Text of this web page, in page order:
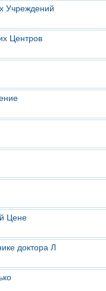
Учреждений
Центров
Цене
доктора Л